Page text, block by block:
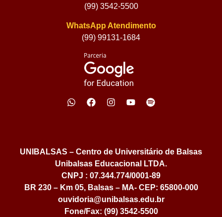
(99) 3542-5500
WhatsApp Atendimento
(99) 99131-1684
UNIBALSAS – Centro de Universitário de Balsas
Unibalsas Educacional LTDA.
CNPJ : 07.344.774/0001-89
BR 230 – Km 05, Balsas – MA- CEP: 65800-000
ouvidoria@unibalsas.edu.br
Fone/Fax: (99) 3542-5500